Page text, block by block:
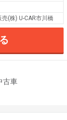
(株) U-CAR市川橋
古車